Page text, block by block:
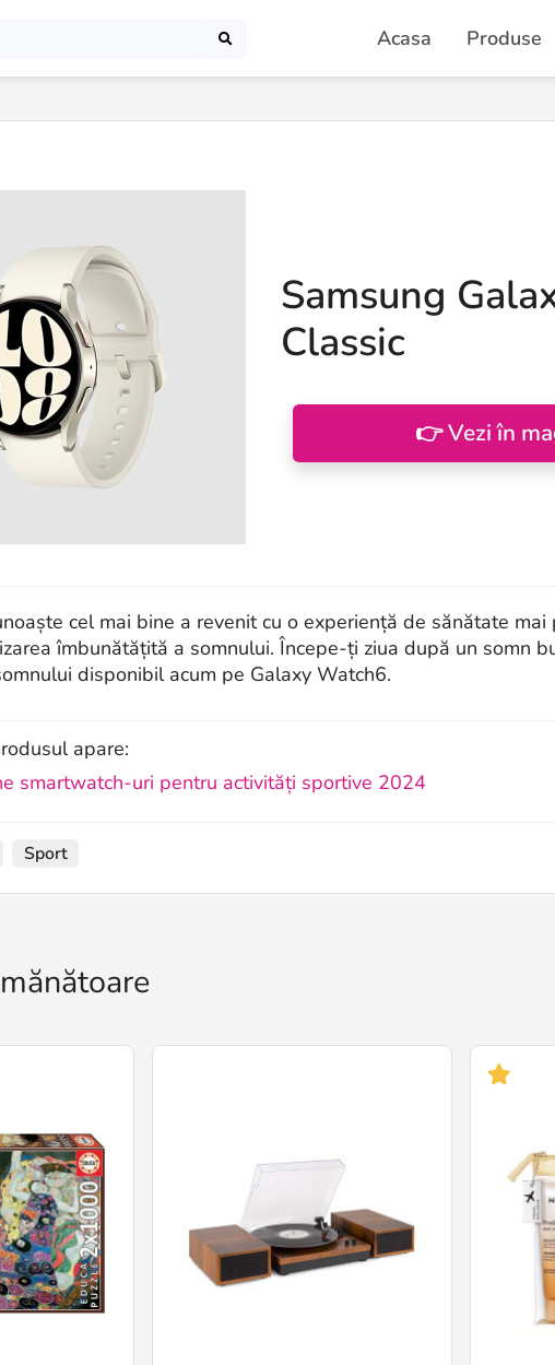
Acasa Produse
Samsung
Classic
👉 Vezi în
cel mai bine a revenit cu o experiență de sănătate mai
îmbunătățită a somnului. Începe-ți ziua după un somn
disponibil acum pe Galaxy Watch6.
apare:
smartwatch-uri pentru activități sportive 2024
Sport